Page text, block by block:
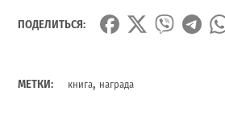
ПОДЕЛИТЬСЯ:
МЕТКИ: книга, награда